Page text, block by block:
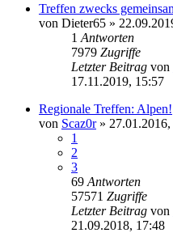
Treffen zwecks
von Dieter65 »
1 Antworten
7979 Zugriffe
Letzter Beitrag von
17.11.2019, 15:57
Regionale Treffen: Alpen!
von Scaz0r»
1
2
3
69 Antworten
57571 Zugriffe
Letzter Beitrag von
21.09.2018, 17:48